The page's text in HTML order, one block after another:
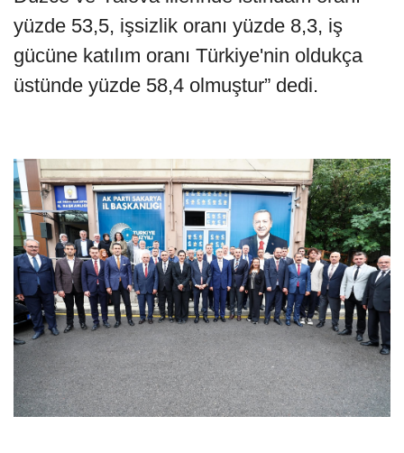
yüzde 53,5, işsizlik oranı yüzde 8,3, iş
gücüne katılım oranı Türkiye'nin oldukça
üstünde yüzde 58,4 olmuştur” dedi.